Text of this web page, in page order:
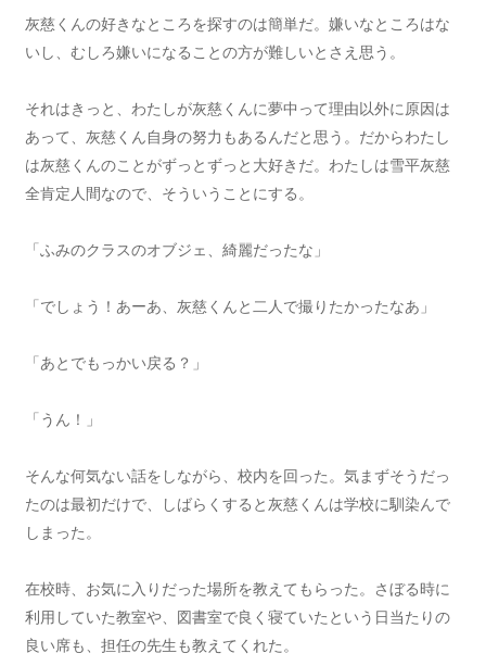
灰慈くんの好きなところを探すのは簡単だ。嫌いなところはな
いし、むしろ嫌いになることの方が難しいとさえ思う。
それはきっと、わたしが灰慈くんに夢中って理由以外に原因は
あって、灰慈くん自身の努力もあるんだと思う。だからわたし
は灰慈くんのことがずっとずっと大好きだ。わたしは雪平灰慈
全肯定人間なので、そういうことにする。
「ふみのクラスのオブジェ、綺麗だったな」
「でしょう！あーあ、灰慈くんと二人で撮りたかったなあ」
「あとでもっかい戻る？」
「うん！」
そんな何気ない話をしながら、校内を回った。気まずそうだっ
たのは最初だけで、しばらくすると灰慈くんは学校に馴染んで
しまった。
在校時、お気に入りだった場所を教えてもらった。さぼる時に
利用していた教室や、図書室で良く寝ていたという日当たりの
良い席も、担任の先生も教えてくれた。